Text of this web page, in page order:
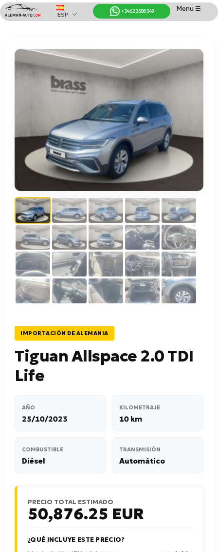
Coches de Alemania
Importación de Coches de Alemania
Menu ☰
+34 622 508 349
ESP
IMPORTACIÓN DE ALEMANIA
Tiguan Allspace 2.0 TDI
Life
AÑO
25/10/2023
KILOMETRAJE
10 km
COMBUSTIBLE
Diésel
TRANSMISIÓN
Automático
PRECIO TOTAL ESTIMADO
50,876.25 EUR
¿QUÉ INCLUYE ESTE PRECIO?